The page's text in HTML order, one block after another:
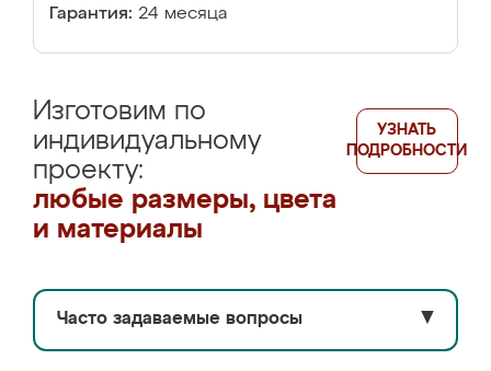
Гарантия: 24 месяца
Изготовим по
индивидуальному
проекту:
любые размеры, цвета
и материалы
УЗНАТЬ
ПОДРОБНОСТИ
Часто задаваемые вопросы ▼